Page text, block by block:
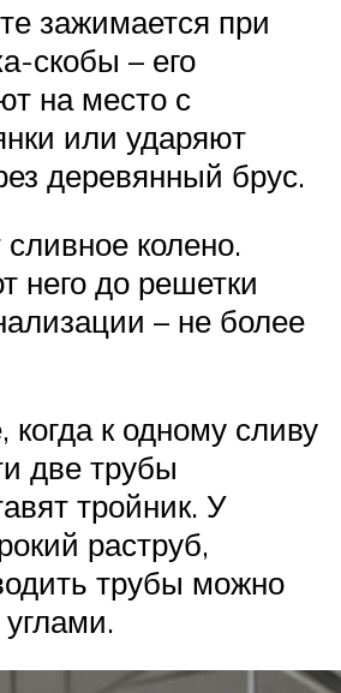
зажимается при
скобы – его
на место с
или ударяют
деревянный брус.
колено.
него до решетки
– не более
когда к одному сливу
две трубы
тройник. У
раструб,
трубы можно